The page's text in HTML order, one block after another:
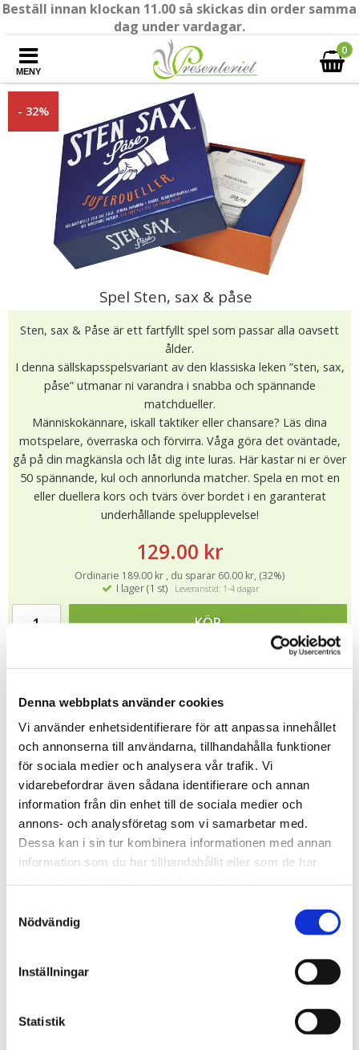
Denna webbplats använder cookies
Vi använder enhetsidentifierare för att anpassa innehållet
och annonserna till användarna, tillhandahålla funktioner
för sociala medier och analysera vår trafik. Vi
vidarebefordrar även sådana identifierare och annan
information från din enhet till de sociala medier och
annons- och analysföretag som vi samarbetar med.
Dessa kan i sin tur kombinera informationen med annan
information som du har tillhandahållit eller som de har
Nödvändig
Inställningar
Statistik
Beställ innan klockan 11.00 så skickas din order samma
dag under vardagar.
MENY
0
- 32%
Spel Sten, sax & påse
Sten, sax & Påse är ett fartfyllt spel som passar alla oavsett
ålder.
I denna sällskapsspelsvariant av den klassiska leken ”sten, sax,
påse” utmanar ni varandra i snabba och spännande
matchdueller.
Människokännare, iskall taktiker eller chansare? Läs dina
motspelare, överraska och förvirra. Våga göra det oväntade,
gå på din magkänsla och låt dig inte luras. Här kastar ni er över
50 spännande, kul och annorlunda matcher. Spela en mot en
eller duellera kors och tvärs över bordet i en garanterat
underhållande spelupplevelse!
129.00 kr
Ordinarie 189.00 kr , du sparar 60.00 kr, (32%)
I lager (1 st) Leveranstid: 1-4 dagar
KÖP
6055
Tipsa
Upptäck mer
Presenter till Honom
Presenter till Barnet
Presenter till Mormor/Farmor
Presenter till Morfar/Farfar
Presenter till Vännen
Jul
Julklappar till henne